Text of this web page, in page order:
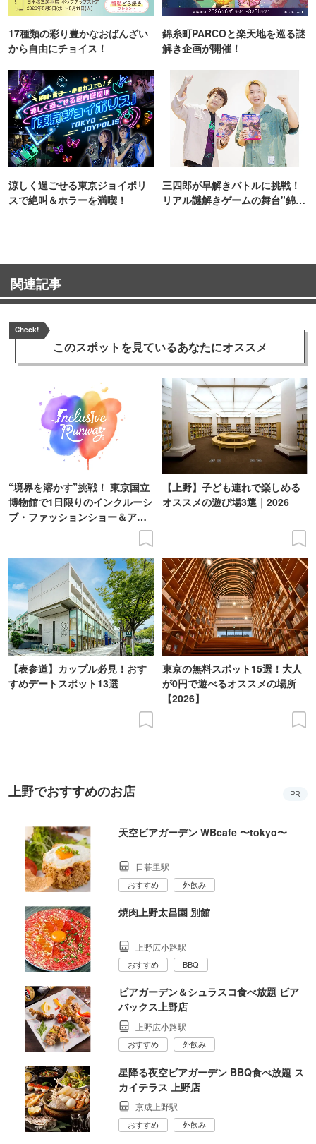
17種類の彩り豊かなおばんざい
から自由にチョイス！
錦糸町PARCOと楽天地を巡る謎
解き企画が開催！
涼しく過ごせる東京ジョイポリ
スで絶叫＆ホラーを満喫！
三四郎が早解きバトルに挑戦！
リアル謎解きゲームの舞台"錦糸
関連記事
Check!
このスポットを見ているあなたにオススメ
“境界を溶かす”挑戦！ 東京国立
博物館で1日限りのインクルーシ
ブ・ファッションショー＆アー
【上野】子ども連れで楽しめる
オススメの遊び場3選｜2026
【表参道】カップル必見！おす
すめデートスポット13選
東京の無料スポット15選！大人
が0円で遊べるオススメの場所
【2026】
上野でおすすめのお店 PR
天空ビアガーデン WBcafe 〜tokyo〜
日暮里駅
おすすめ 外飲み
焼肉上野太昌園 別館
上野広小路駅
おすすめ BBQ
ビアガーデン＆シュラスコ食べ放題 ビア
バックス上野店
上野広小路駅
おすすめ 外飲み
星降る夜空ビアガーデン BBQ食べ放題 ス
カイテラス 上野店
京成上野駅
おすすめ 外飲み